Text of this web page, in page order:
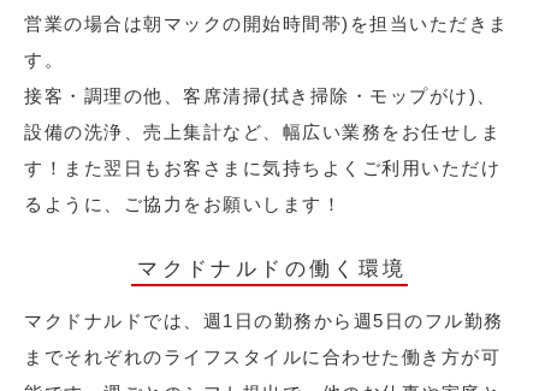
営業の場合は朝マックの開始時間帯)を担当いただきま
す。
接客・調理の他、客席清掃(拭き掃除・モップがけ)、
設備の洗浄、売上集計など、幅広い業務をお任せしま
す！また翌日もお客さまに気持ちよくご利用いただけ
るように、ご協力をお願いします！
マクドナルドの働く環境
マクドナルドでは、週1日の勤務から週5日のフル勤務
までそれぞれのライフスタイルに合わせた働き方が可